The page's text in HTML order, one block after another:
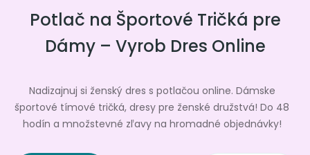
Potlač na Športové Tričká pre
Dámy – Vyrob Dres Online
Nadizajnuj si ženský dres s potlačou online. Dámske
športové tímové tričká, dresy pre ženské družstvá! Do 48
hodín a množstevné zľavy na hromadné objednávky!